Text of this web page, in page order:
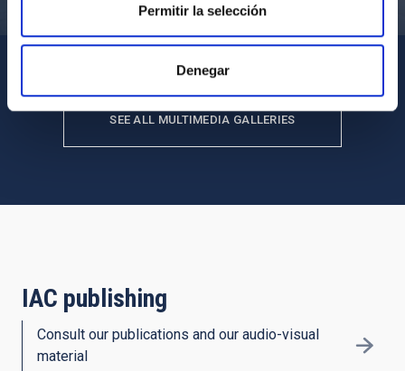
Permitir la selección
Denegar
Visita del Presidente de Canarias al IACTEC
SEE ALL MULTIMEDIA GALLERIES
IAC publishing
Consult our publications and our audio-visual
material